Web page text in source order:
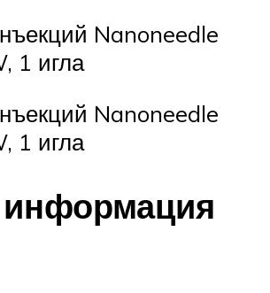
Nanoneedle
1 игла
Nanoneedle
1 игла